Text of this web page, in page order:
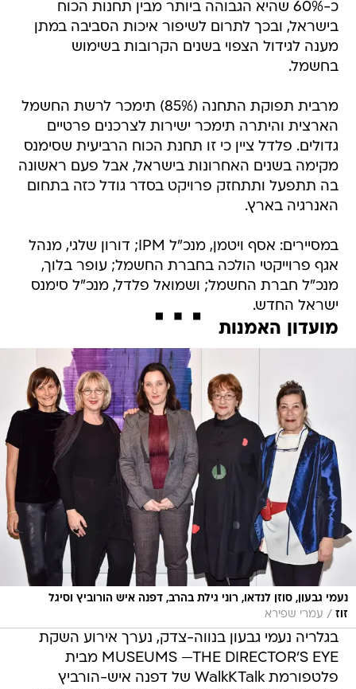
כ-60% שהיא הגבוהה ביותר מבין תחנות הכוח
בישראל, ובכך לתרום לשיפור איכות הסביבה במתן
מענה לגידול הצפוי בשנים הקרובות בשימוש
בחשמל.
מרבית תפוקת התחנה (85%) תימכר לרשת החשמל
הארצית והיתרה תימכר ישירות לצרכנים פרטיים
גדולים. פלדל ציין כי זו תחנת הכוח הרביעית שסימנס
מקימה בשנים האחרונות בישראל, אבל פעם ראשונה
בה תתפעל ותתחזק פרויקט בסדר גודל כזה בתחום
האנרגיה בארץ.
במסיירים: אסף ויטמן, מנכ"ל IPM; דורון שלגי, מנהל
אגף פרוייקטי הולכה בחברת החשמל; עופר בלוך,
מנכ"ל חברת החשמל; ושמואל פלדל, מנכ"ל סימנס
ישראל החדש.
מועדון האמנות
נעמי גבעון, סוזן לנדאו, רוני גילת בהרב, דפנה איש הורוביץ וסיגל
זוז / עמרי שפירא
בגלריה נעמי גבעון בנווה-צדק, נערך אירוע השקת
MUSEUMS —THE DIRECTOR'S EYE מבית
פלטפורמת WalkKTalk של דפנה איש-הורביץ